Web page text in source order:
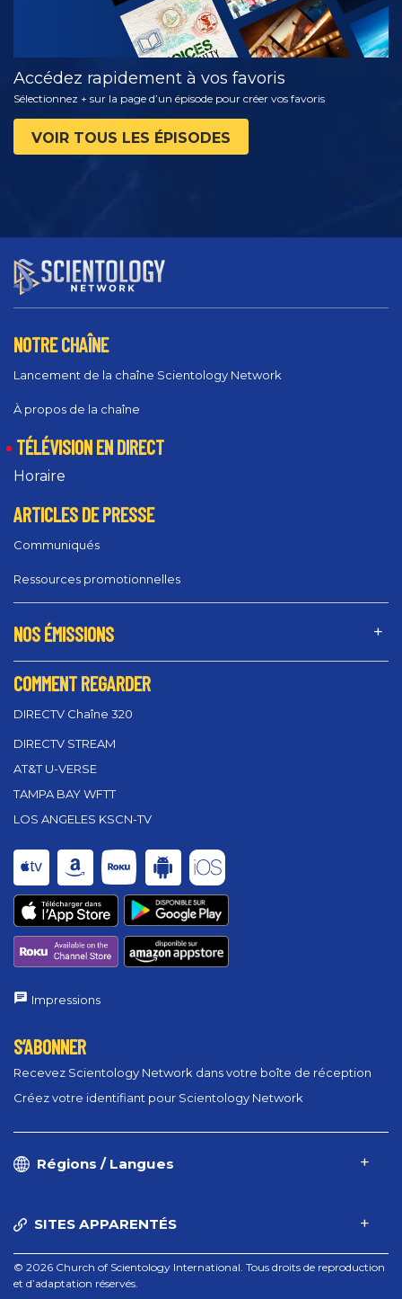
Accédez rapidement à vos favoris
Sélectionnez + sur la page d’un épisode pour créer vos favoris
VOIR TOUS LES ÉPISODES
NOTRE CHAÎNE
Lancement de la chaîne Scientology Network
À propos de la chaîne
TÉLÉVISION EN DIRECT
Horaire
ARTICLES DE PRESSE
Communiqués
Ressources promotionnelles
NOS ÉMISSIONS
COMMENT REGARDER
DIRECTV Chaîne 320
DIRECTV STREAM
AT&T U-VERSE
TAMPA BAY WFTT
LOS ANGELES KSCN-TV
Impressions
S’ABONNER
Recevez Scientology Network dans votre boîte de réception
Créez votre identifiant pour Scientology Network
Régions / Langues
SITES APPARENTÉS
© 2026 Church of Scientology International. Tous droits de reproduction
et d’adaptation réservés.